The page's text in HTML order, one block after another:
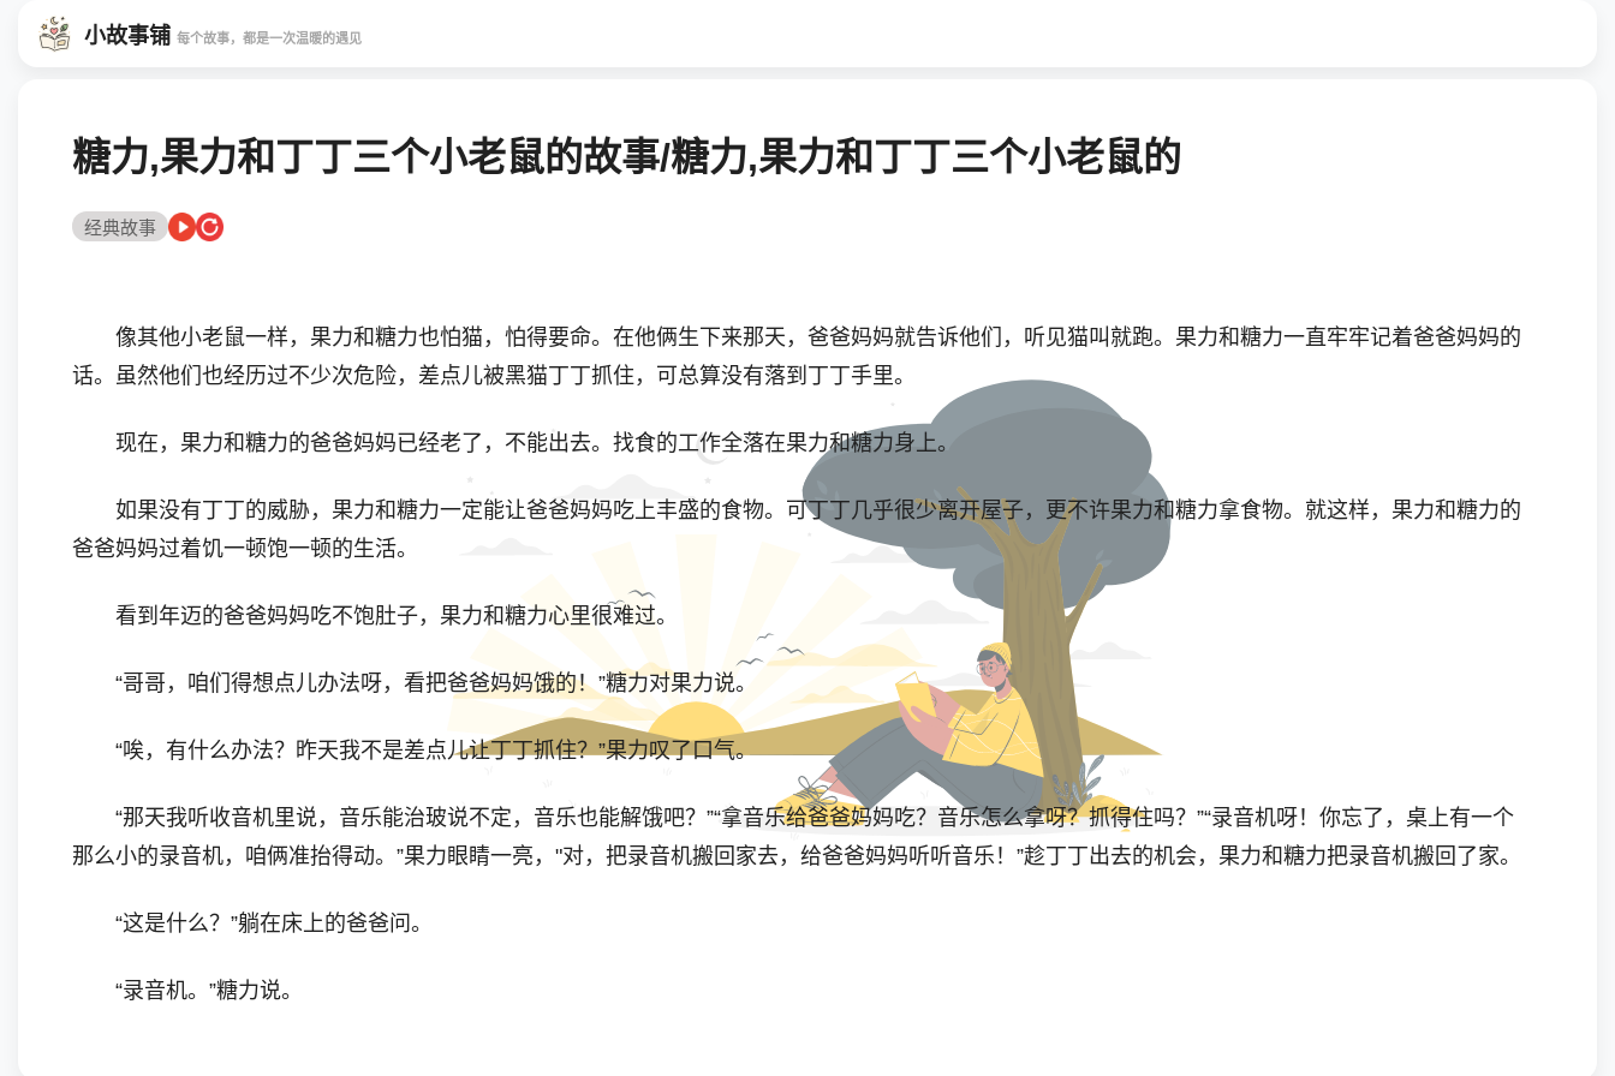
小故事铺 每个故事，都是一次温暖的遇见
糖力,果力和丁丁三个小老鼠的故事/糖力,果力和丁丁三个小老鼠的
经典故事
像其他小老鼠一样，果力和糖力也怕猫，怕得要命。在他俩生下来那天，爸爸妈妈就告诉他们，听见猫叫就跑。果力和糖力一直牢牢记着爸爸妈妈的
话。虽然他们也经历过不少次危险，差点儿被黑猫丁丁抓住，可总算没有落到丁丁手里。
现在，果力和糖力的爸爸妈妈已经老了，不能出去。找食的工作全落在果力和糖力身上。
如果没有丁丁的威胁，果力和糖力一定能让爸爸妈妈吃上丰盛的食物。可丁丁几乎很少离开屋子，更不许果力和糖力拿食物。就这样，果力和糖力的
爸爸妈妈过着饥一顿饱一顿的生活。
看到年迈的爸爸妈妈吃不饱肚子，果力和糖力心里很难过。
“哥哥，咱们得想点儿办法呀，看把爸爸妈妈饿的！”糖力对果力说。
“唉，有什么办法？昨天我不是差点儿让丁丁抓住？”果力叹了口气。
“那天我听收音机里说，音乐能治玻说不定，音乐也能解饿吧？”“拿音乐给爸爸妈妈吃？音乐怎么拿呀？抓得住吗？”“录音机呀！你忘了，桌上有一个
那么小的录音机，咱俩准抬得动。”果力眼睛一亮，"对，把录音机搬回家去，给爸爸妈妈听听音乐！”趁丁丁出去的机会，果力和糖力把录音机搬回了家。
“这是什么？”躺在床上的爸爸问。
“录音机。”糖力说。